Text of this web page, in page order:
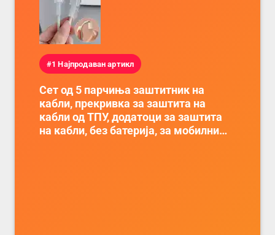
#1 Најпродаван артикл
Сет од 5 парчиња заштитник на
кабли, прекривка за заштита на
кабли од ТПУ, додатоци за заштита
на кабли, без батерија, за мобилни